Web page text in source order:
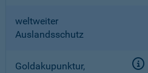
weltweiter
Auslandsschutz
Goldakupunktur,